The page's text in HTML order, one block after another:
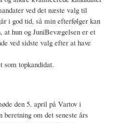
ved det næste valg til
i god tid, så min efterfølger kan
at hun og JuniBevægelsen er et
ved sidste valg efter at have
som topkandidat.
den 5. april på Vartov i
beretning om det seneste års